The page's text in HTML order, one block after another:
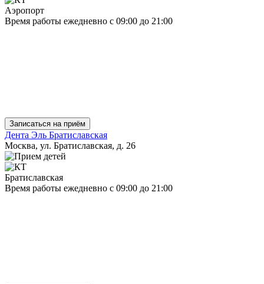
Аэропорт
Время работы ежедневно с 09:00 до 21:00
Записаться на приём
Дента Эль Братиславская
Москва, ул. Братиславская, д. 26
Братиславская
Время работы ежедневно с 09:00 до 21:00